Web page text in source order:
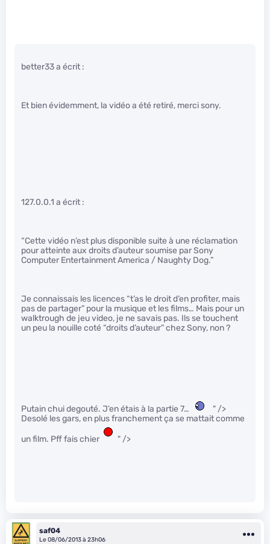
better33 a écrit :
Et bien évidemment, la vidéo a été retiré, merci sony.
127.0.0.1 a écrit :
“Cette vidéo n’est plus disponible suite à une réclamation
pour atteinte aux droits d’auteur soumise par Sony
Computer Entertainment America / Naughty Dog.”
Je connaissais les licences “t’as le droit d’en profiter, mais
pas de partager” pour la musique et les films… Mais pour un
walktrough de jeu video, je ne savais pas. Ils se touchent
un peu la nouille coté “droits d’auteur” chez Sony, non ?
Putain chui degouté. J’en étais à la partie 7…
" />
Desolé les gars, en plus franchement ça se mattait comme
un film. Pff fais chier
" />
saf04
Le 08/06/2013 à 23h06